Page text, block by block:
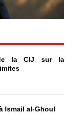
la CIJ sur la
Ismail al-Ghoul